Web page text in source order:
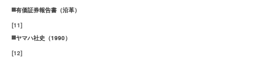
有価証券報告書（沿革）
[11]
ヤマハ社史（1990）
[12]